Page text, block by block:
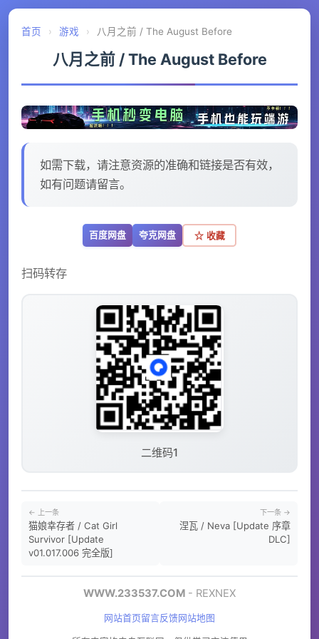
首页 › 游戏 › 八月之前 / The August Before
八月之前 / The August Before
如需下载，请注意资源的准确和链接是否有效，
如有问题请留言。
百度网盘 夸克网盘 ☆ 收藏
扫码转存
二维码1
← 上一条
猫娘幸存者 / Cat Girl
Survivor [Update
v01.017.006 完全版]
下一条 →
涅瓦 / Neva [Update 序章
DLC]
WWW.233537.COM - REXNEX
网站首页留言反馈网站地图